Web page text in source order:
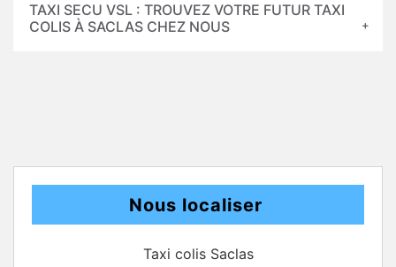
TAXI SECU VSL : TROUVEZ VOTRE FUTUR TAXI
COLIS À SACLAS CHEZ NOUS
Nous localiser
Taxi colis Saclas